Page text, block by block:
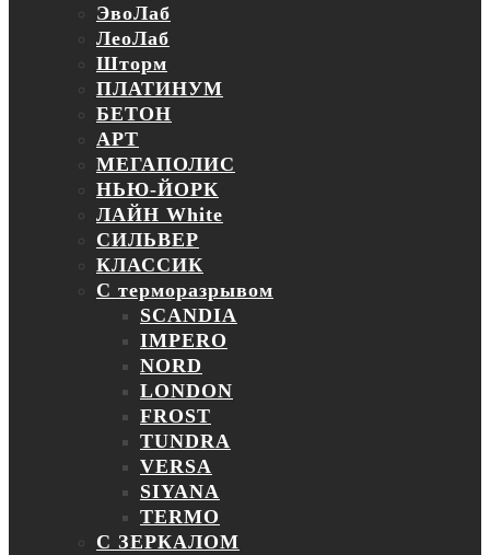
ЭвоЛаб
ЛеоЛаб
Шторм
ПЛАТИНУМ
БЕТОН
АРТ
МЕГАПОЛИС
НЬЮ-ЙОРК
ЛАЙН White
СИЛЬВЕР
КЛАССИК
С терморазрывом
SCANDIA
IMPERO
NORD
LONDON
FROST
TUNDRA
VERSA
SIYANA
TERMO
С ЗЕРКАЛОМ